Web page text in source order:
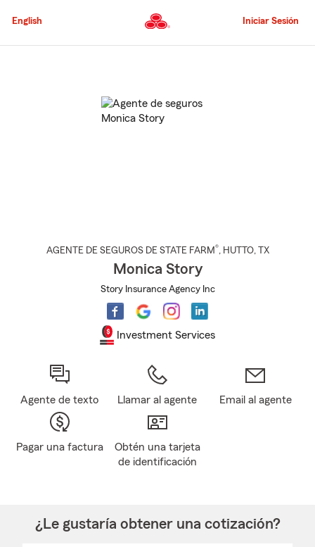
al
principal
English Iniciar Sesión
AGENTE DE SEGUROS DE STATE FARM®, HUTTO, TX
Monica Story
Story Insurance Agency Inc
Investment Services
Agente de texto Llamar al agente Email al agente
Pagar una factura
Obtén una tarjeta
de identificación
¿Le gustaría obtener una cotización?